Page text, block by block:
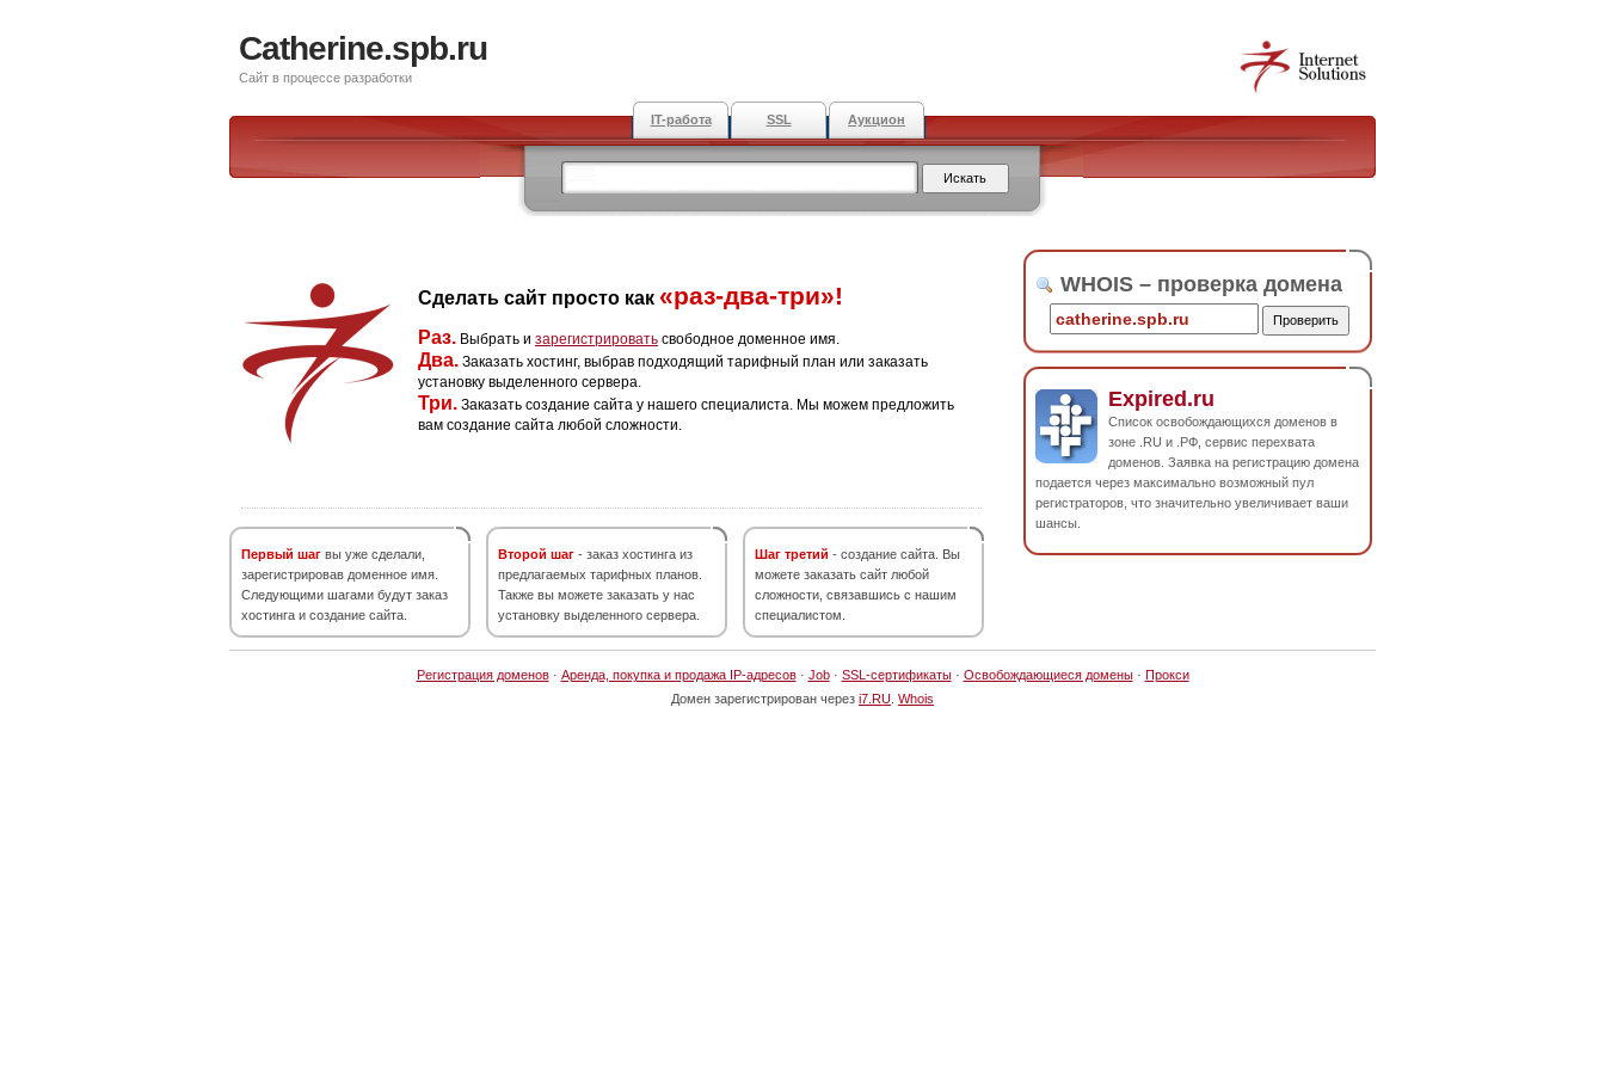
Catherine.spb.ru
Сайт в процессе разработки
IT-работа SSL Аукцион
Сделать сайт просто как «раз-два-три»!
Раз. Выбрать и зарегистрировать свободное доменное имя.
Два. Заказать хостинг, выбрав подходящий тарифный план или заказать
установку выделенного сервера.
Три. Заказать создание сайта у нашего специалиста. Мы можем предложить
вам создание сайта любой сложности.
Первый шаг вы уже сделали,
зарегистрировав доменное имя.
Следующими шагами будут заказ
хостинга и создание сайта.
Второй шаг - заказ хостинга из
предлагаемых тарифных планов.
Также вы можете заказать у нас
установку выделенного сервера.
Шаг третий - создание сайта. Вы
можете заказать сайт любой
сложности, связавшись с нашим
специалистом.
WHOIS – проверка домена
Expired.ru
Список освобождающихся доменов в
зоне .RU и .РФ, сервис перехвата
доменов. Заявка на регистрацию домена
подается через максимально возможный пул
регистраторов, что значительно увеличивает ваши
шансы.
Регистрация доменов· Аренда, покупка и продажа IP-адресов· Job· SSL-сертификаты· Освобождающиеся домены· Прокси
Домен зарегистрирован через i7.RU Whois